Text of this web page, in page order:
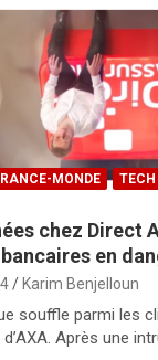
MONDE TECH
chez Direct
en
Karim Benjelloun
souffle parmi les
Après une